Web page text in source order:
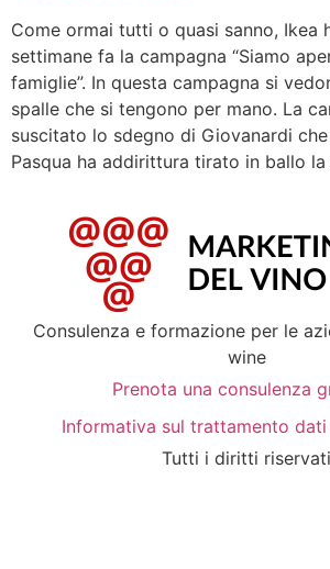
Come ormai tutti o quasi sanno, Ikea
settimane fa la campagna “Siamo
famiglie”. In questa campagna si
spalle che si tengono per mano. La
suscitato lo sdegno di Giovanardi
Pasqua ha addirittura tirato in ballo
Consulenza e formazione per le
wine
Prenota una consulenza
Informativa sul trattamento
Tutti i diritti riservati